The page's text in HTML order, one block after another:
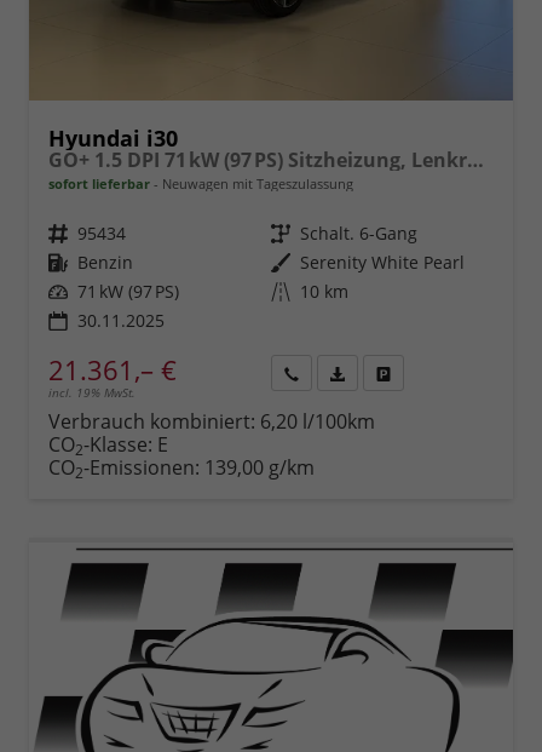
Hyundai i30
GO+ 1.5 DPI 71 kW (97 PS) Sitzheizung, Lenkradheizung, 2-Zonen-Klimaautomatik, Android Auto, Apple CarPlay, Navigationssystem, DAB, Indutkionsladen für Smartphones, 17 Zoll Leichtmetallfelgen, uvm.
sofort lieferbar Neuwagen mit Tageszulassung
Fahrzeugnr. 95434 Getriebe Schalt. 6-Gang
Kraftstoff Benzin Außenfarbe Serenity White Pearl
Leistung 71 kW (97 PS) Kilometerstand 10 km
30.11.2025
21.361,– €
incl. 19% MwSt.
anfordern
Datei,
Verbrauch kombiniert: 6,20 l/100km
CO2-Klasse: E
CO2-Emissionen: 139,00 g/km